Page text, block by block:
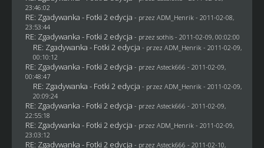
23:46:02
RE: Zgadywanka - Fotki 2 edycja - przez ADM_Henrik - 2011-02-08,
23:53:44
RE: Zgadywanka - Fotki 2 edycja - przez sothis- 2011-02-09, 00:02:00
RE: Zgadywanka - Fotki 2 edycja - przez ADM_Henrik - 2011-02-09,
00:10:12
RE: Zgadywanka - Fotki 2 edycja - przez Asteck666 - 2011-02-09,
00:48:47
RE: Zgadywanka - Fotki 2 edycja - przez ADM_Henrik - 2011-02-09,
20:09:24
RE: Zgadywanka - Fotki 2 edycja - przez Asteck666 - 2011-02-09,
22:55:18
RE: Zgadywanka - Fotki 2 edycja - przez ADM_Henrik - 2011-02-09,
23:03:12
RE: Zgadywanka - Fotki 2 edycja - przez Asteck666 - 2011-02-10,